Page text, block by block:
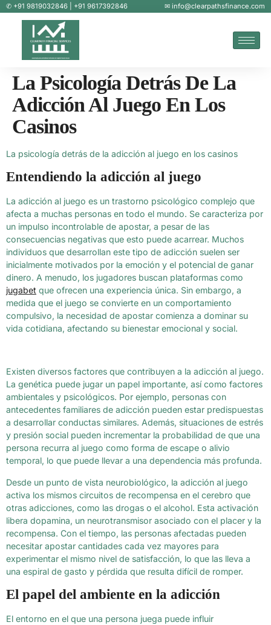
✆ +91 9819032846 | +91 9617392846 ✉ info@clearpathsfinance.com
La Psicología Detrás De La
Adicción Al Juego En Los
Casinos
La psicología detrás de la adicción al juego en los casinos
Entendiendo la adicción al juego
La adicción al juego es un trastorno psicológico complejo que
afecta a muchas personas en todo el mundo. Se caracteriza por
un impulso incontrolable de apostar, a pesar de las
consecuencias negativas que esto puede acarrear. Muchos
individuos que desarrollan este tipo de adicción suelen ser
inicialmente motivados por la emoción y el potencial de ganar
dinero. A menudo, los jugadores buscan plataformas como
jugabet que ofrecen una experiencia única. Sin embargo, a
medida que el juego se convierte en un comportamiento
compulsivo, la necesidad de apostar comienza a dominar su
vida cotidiana, afectando su bienestar emocional y social.
Existen diversos factores que contribuyen a la adicción al juego.
La genética puede jugar un papel importante, así como factores
ambientales y psicológicos. Por ejemplo, personas con
antecedentes familiares de adicción pueden estar predispuestas
a desarrollar conductas similares. Además, situaciones de estrés
y presión social pueden incrementar la probabilidad de que una
persona recurra al juego como forma de escape o alivio
temporal, lo que puede llevar a una dependencia más profunda.
Desde un punto de vista neurobiológico, la adicción al juego
activa los mismos circuitos de recompensa en el cerebro que
otras adicciones, como las drogas o el alcohol. Esta activación
libera dopamina, un neurotransmisor asociado con el placer y la
recompensa. Con el tiempo, las personas afectadas pueden
necesitar apostar cantidades cada vez mayores para
experimentar el mismo nivel de satisfacción, lo que las lleva a
una espiral de gasto y pérdida que resulta difícil de romper.
El papel del ambiente en la adicción
El entorno en el que una persona juega puede influir